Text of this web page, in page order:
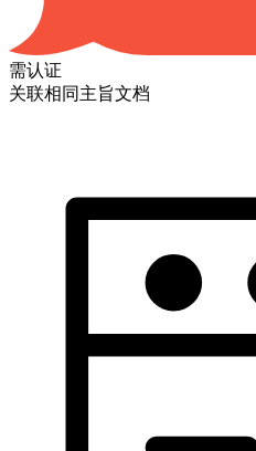
需认证
关联相同主旨文档